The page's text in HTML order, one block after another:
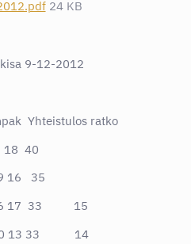
24 KB
9-12-2012
ratko
40
35
17 33 15
20 13 33 14